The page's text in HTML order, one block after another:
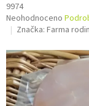
9974
Průměrné
hodnocení
je
0,0
z
5
hvězdiček.
Neohodnoceno
Značka: Farma